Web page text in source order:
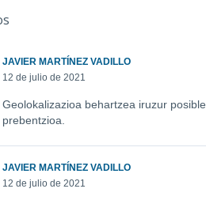
JAVIER MARTÍNEZ VADILLO
12 de julio de 2021
Geolokalizazioa behartzea iruzur
prebentzioa.
JAVIER MARTÍNEZ VADILLO
12 de julio de 2021